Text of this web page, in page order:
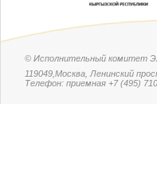
© Исполнительный комитет
119049,Москва, Ленинский
Телефон: приемная +7 (495)